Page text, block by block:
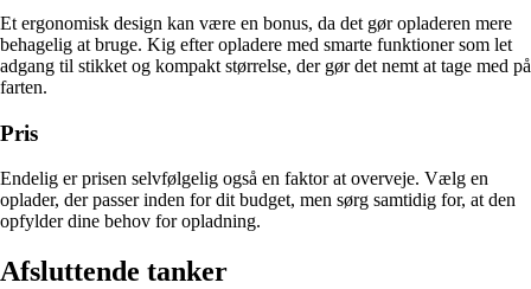
Et ergonomisk design kan være en bonus, da det gør opladeren mere
behagelig at bruge. Kig efter opladere med smarte funktioner som let
adgang til stikket og kompakt størrelse, der gør det nemt at tage med på
farten.
Pris
Endelig er prisen selvfølgelig også en faktor at overveje. Vælg en
oplader, der passer inden for dit budget, men sørg samtidig for, at den
opfylder dine behov for opladning.
Afsluttende tanker